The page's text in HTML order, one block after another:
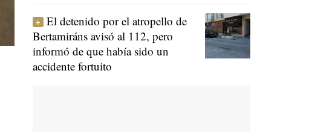
El detenido por el atropello de
Bertamiráns avisó al 112, pero
informó de que había sido un
accidente fortuito